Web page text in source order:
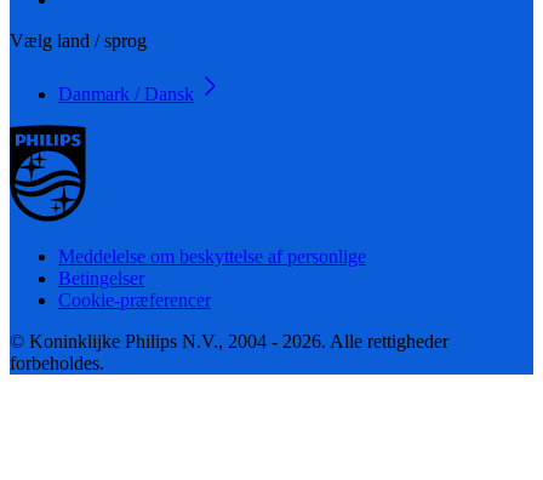
Vælg land / sprog
Danmark / Dansk
Meddelelse om beskyttelse af personlige
Betingelser
Cookie-præferencer
© Koninklijke Philips N.V., 2004 - 2026. Alle rettigheder
forbeholdes.